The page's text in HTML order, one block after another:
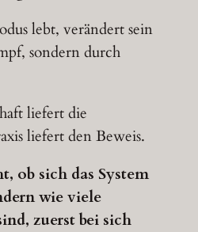
lebt, verändert sein
sondern durch
liefert die
liefert den Beweis.
ob sich das System
wie viele
zuerst bei sich